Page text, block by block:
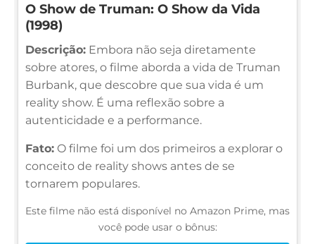
O Show de Truman: O Show da Vida
(1998)
Descrição: Embora não seja diretamente
sobre atores, o filme aborda a vida de Truman
Burbank, que descobre que sua vida é um
reality show. É uma reflexão sobre a
autenticidade e a performance.
Fato: O filme foi um dos primeiros a explorar o
conceito de reality shows antes de se
tornarem populares.
Este filme não está disponível no Amazon Prime, mas
você pode usar o bônus: